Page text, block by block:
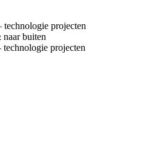
projecten
buiten
projecten